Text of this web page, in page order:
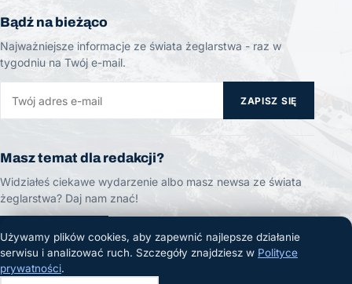
Bądź na bieżąco
Najważniejsze informacje ze świata żeglarstwa - raz w
tygodniu na Twój e-mail.
ZAPISZ SIĘ
Masz temat dla redakcji?
Widziałeś ciekawe wydarzenie albo masz newsa ze świata
żeglarstwa? Daj nam znać!
ZGŁOŚ TEMAT
Używamy plików cookies, aby zapewnić najlepsze działanie
serwisu i analizować ruch. Szczegóły znajdziesz w Polityce
prywatności.